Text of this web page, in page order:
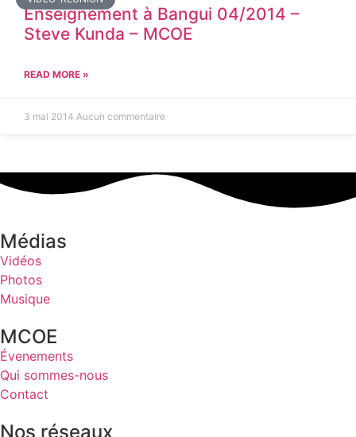
Enseignement à Bangui 04/2014 –
Steve Kunda – MCOE
READ MORE »
3 mai 2014 Aucun commentaire
Médias
Vidéos
Photos
Musique
MCOE
Évenements
Qui sommes-nous
Contact
Nos réseaux